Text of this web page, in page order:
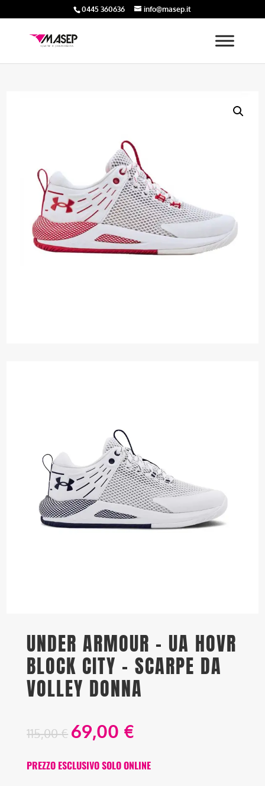
0445 360636 info@masep.it
UNDER ARMOUR – UA HOVR
BLOCK CITY – SCARPE DA
VOLLEY DONNA
115,00€ 69,00 €
PREZZO ESCLUSIVO SOLO ONLINE